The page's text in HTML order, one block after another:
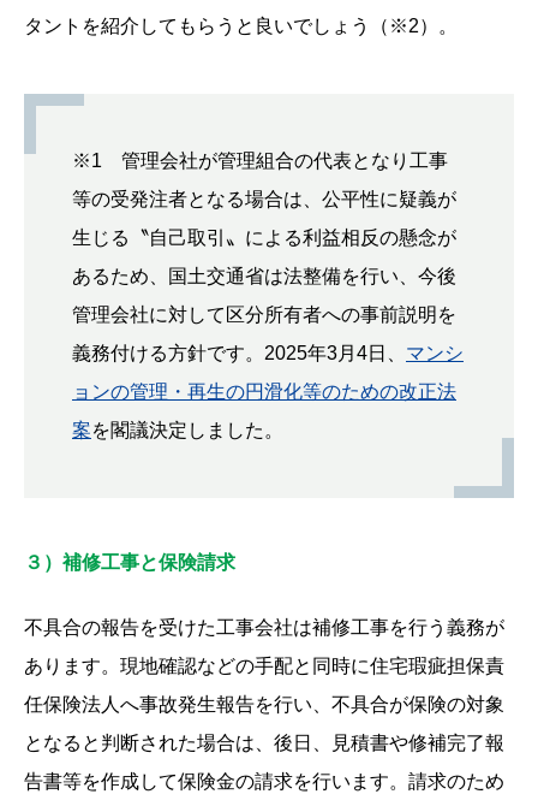
タントを紹介してもらうと良いでしょう（※2）。
※1 管理会社が管理組合の代表となり工事
等の受発注者となる場合は、公平性に疑義が
生じる〝自己取引〟による利益相反の懸念が
あるため、国土交通省は法整備を行い、今後
管理会社に対して区分所有者への事前説明を
義務付ける方針です。2025年3月4日、 マンシ
ョンの管理・再生の円滑化等のための改正法
案を閣議決定しました。
３）補修工事と保険請求
不具合の報告を受けた工事会社は補修工事を行う義務が
あります。現地確認などの手配と同時に住宅瑕疵担保責
任保険法人へ事故発生報告を行い、不具合が保険の対象
となると判断された場合は、後日、見積書や修補完了報
告書等を作成して保険金の請求を行います。請求のため